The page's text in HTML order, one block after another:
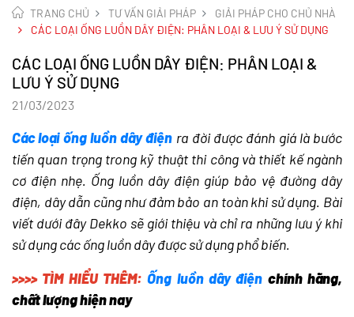
TRANG CHỦ TƯ VẤN GIẢI PHÁP
GIẢI PHÁP CHO CHỦ NHÀ
CÁC LOẠI ỐNG LUỒN DÂY ĐIỆN: PHÂN LOẠI & LƯU Ý SỬ DỤNG
CÁC LOẠI ỐNG LUỒN DÂY ĐIỆN: PHÂN LOẠI &
LƯU Ý SỬ DỤNG
21/03/2023
Các loại ống luồn dây điện ra đời được đánh giá là bước
tiến quan trọng trong kỹ thuật thi công và thiết kế ngành
cơ điện nhẹ. Ống luồn dây điện giúp bảo vệ đường dây
điện, dây dẫn cũng như đảm bảo an toàn khi sử dụng. Bài
viết dưới đây Dekko sẽ giới thiệu và chỉ ra những lưu ý khi
sử dụng các ống luồn dây được sử dụng phổ biến.
>>>> TÌM HIỂU THÊM: Ống luồn dây điện chính hãng,
chất lượng hiện nay